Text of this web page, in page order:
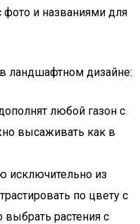
и названиями для
ландшафтном дизайне:
любой газон с
высаживать как в
исключительно из
по цвету с
растения с